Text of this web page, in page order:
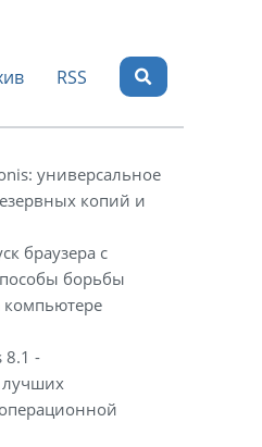
RSS
универсальное
копий и
браузера с
борьбы
компьютере
8.1 -
лучших